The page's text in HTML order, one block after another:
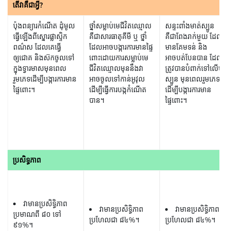
តើ​វា​គឺជា​អ្វី?
ប៉ុងពន្យារកំណើត ដុំមូល
ធ្វើឡើងពីស្នោរផ្លាស្ទិក
ពណ៌ស ដែលគេធ្វើ
ឲ្យជោគ និងស៊កចូលទៅ
ក្នុងទ្វារមាសមុនពេល
រួមភេទដើម្បីបង្ការការមាន
ផ្ទៃពោះ។
ប្រសិទ្ធភាព
វាមានប្រសិទ្ធិភាព
ប្រមាណពី ៨០ ទៅ​
៩១%។
ថ្នាំសម្លាប់មេជីវិតឈ្មោល
គឺជាសារធាតុគីមី ឬ ថ្នាំ
ដែលអាចបង្ការការមានផ្ទៃ
ពោះដោយការសម្លាប់មេ
ជីវិតឈ្មោលមុននឹងវា
អាចចូលទៅកាន់អូវុល
ដើម្បីធ្វើការបង្កកំណើត
បាន។
វាមានប្រសិទ្ធិភាព
ប្រហែលជា ៨៤%។
សន្ទះពាំងមាត់ស្បូន
គឺជាពែងរាក់មួយ ដែល
មានគែមទន់ និង
អាចបត់បែនបាន ដែល
ត្រូវបានបំពាក់ទៅលើម
ស្បូន មុនពេលរួមភេទ
ដើម្បីបង្ការការមាន
ផ្ទៃពោះ។
វាមានប្រសិទ្ធិភាព
ប្រហែលជា ៨៤%។